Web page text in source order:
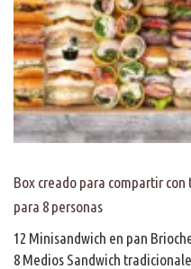
Box creado para compartir
para 8 personas
12 Minisandwich en pan
8 Medios Sandwich